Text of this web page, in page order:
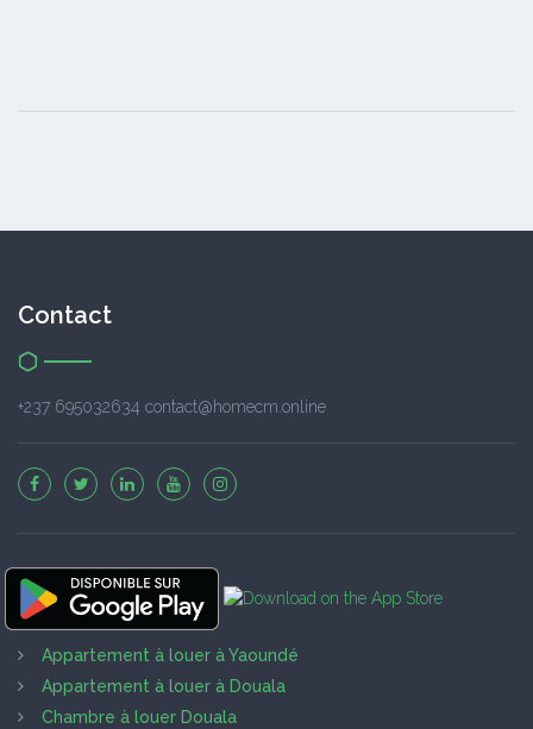
Contact
+237 695032634 contact@homecm.online
Appartement à louer à Yaoundé
Appartement à louer à Douala
Chambre à louer Douala